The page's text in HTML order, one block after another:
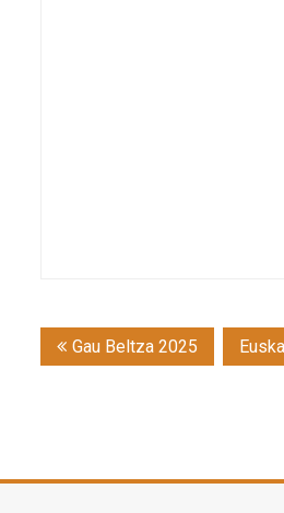
Post
navigation
Gau Beltza 2025